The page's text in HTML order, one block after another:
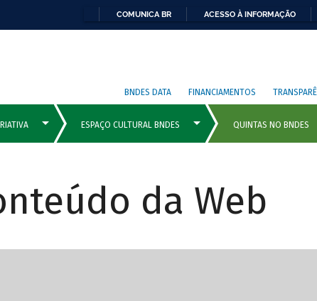
COMUNICA BR ACESSO À INFORMAÇÃO
BNDES DATA FINANCIAMENTOS
da Web
com